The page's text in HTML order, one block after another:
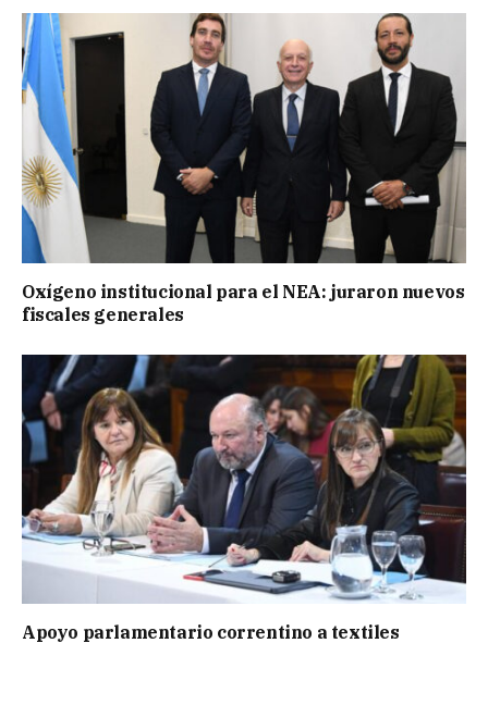
Oxígeno institucional para el NEA: juraron nuevos
fiscales generales
Apoyo parlamentario correntino a textiles